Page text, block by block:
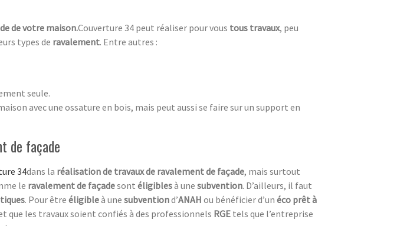
de votre maison.Couverture 34 peut réaliser pour vous tous travaux, peu
types de ravalement. Entre autres :
seule.
avec une ossature en bois, mais peut aussi se faire sur un support en
de façade
34dans la réalisation de travaux de ravalement de façade, mais surtout
le ravalement de façadesont éligiblesà une subvention. D’ailleurs, il faut
. Pour être éligibleà une subventiond’ANAH ou bénéficier d’un éco prêt à
que les travaux soient confiés à des professionnels RGE tels que l’entreprise